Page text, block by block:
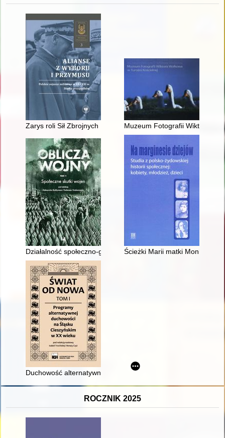
Zarys roli Sił Zbrojnych PRL w Układzie Warszawskim w
Muzeum Fotografii Wiktora
Działalność społeczno-gospodarcza wojsk inżynieryjnych
Ścieżki Marii matki Moniki
Duchowość alternatywna Śląska Cieszyńskiego w kontekście
ROCZNIK 2025